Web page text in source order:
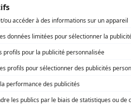
carbure à son petit écran. Celui qu’on
à 2001. Sa spécialité: la télé québécoise. On